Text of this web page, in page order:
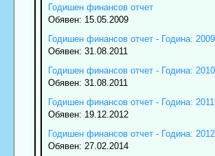
Годишен финансов отчет
Обявен: 15.05.2009
Годишен финансов отчет - Година:
Обявен: 31.08.2011
Годишен финансов отчет - Година:
Обявен: 31.08.2011
Годишен финансов отчет - Година:
Обявен: 19.12.2012
Годишен финансов отчет - Година:
Обявен: 27.02.2014